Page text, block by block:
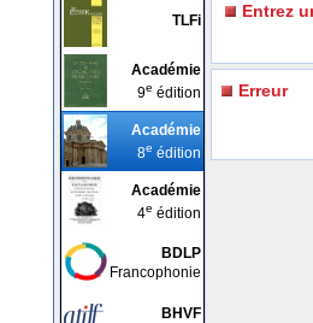
TLFi
Académie
9e édition
Académie
8e édition
Académie
4e édition
BDLP
Francophonie
BHVF
Entrez
Erreur